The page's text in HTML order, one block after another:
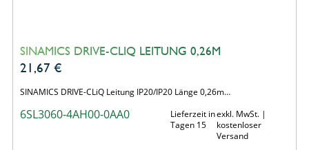
SINAMICS DRIVE-CLIQ LEITUNG 0,26M
21,67 €
SINAMICS DRIVE-CLiQ Leitung IP20/IP20 Länge 0,26m…
6SL3060-4AH00-0AA0
Lieferzeit in
Tagen 15
exkl. MwSt. |
kostenloser
Versand